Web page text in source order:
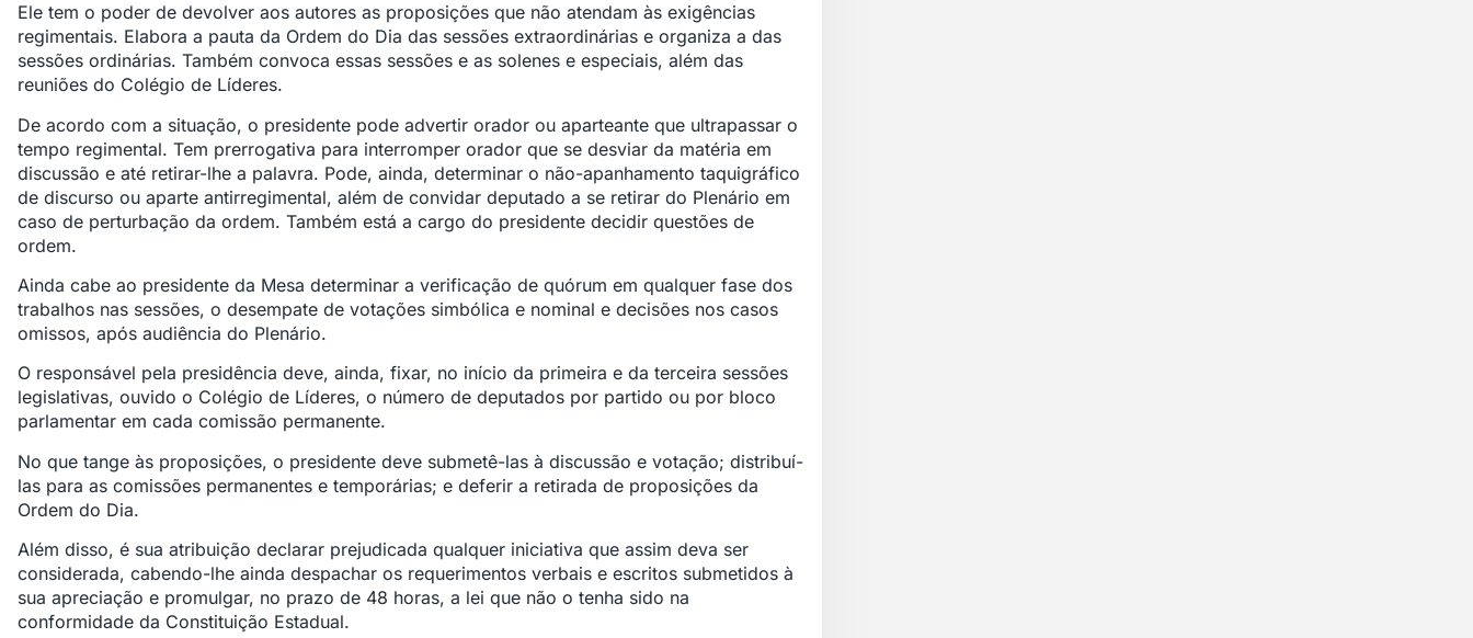
Ele tem o poder de devolver aos autores as proposições que não atendam às exigências
regimentais. Elabora a pauta da Ordem do Dia das sessões extraordinárias e organiza a das
sessões ordinárias. Também convoca essas sessões e as solenes e especiais, além das
reuniões do Colégio de Líderes.
De acordo com a situação, o presidente pode advertir orador ou aparteante que ultrapassar o
tempo regimental. Tem prerrogativa para interromper orador que se desviar da matéria em
discussão e até retirar-lhe a palavra. Pode, ainda, determinar o não-apanhamento taquigráfico
de discurso ou aparte antirregimental, além de convidar deputado a se retirar do Plenário em
caso de perturbação da ordem. Também está a cargo do presidente decidir questões de
ordem.
Ainda cabe ao presidente da Mesa determinar a verificação de quórum em qualquer fase dos
trabalhos nas sessões, o desempate de votações simbólica e nominal e decisões nos casos
omissos, após audiência do Plenário.
O responsável pela presidência deve, ainda, fixar, no início da primeira e da terceira sessões
legislativas, ouvido o Colégio de Líderes, o número de deputados por partido ou por bloco
parlamentar em cada comissão permanente.
No que tange às proposições, o presidente deve submetê-las à discussão e votação; distribuí-
las para as comissões permanentes e temporárias; e deferir a retirada de proposições da
Ordem do Dia.
Além disso, é sua atribuição declarar prejudicada qualquer iniciativa que assim deva ser
considerada, cabendo-lhe ainda despachar os requerimentos verbais e escritos submetidos à
sua apreciação e promulgar, no prazo de 48 horas, a lei que não o tenha sido na
conformidade da Constituição Estadual.